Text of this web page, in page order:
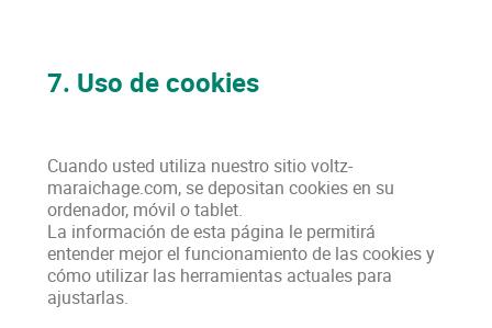
7. Uso de cookies
Cuando usted utiliza nuestro sitio voltz-
maraichage.com, se depositan cookies en su
ordenador, móvil o tablet.
La información de esta página le permitirá
entender mejor el funcionamiento de las cookies y
cómo utilizar las herramientas actuales para
ajustarlas.